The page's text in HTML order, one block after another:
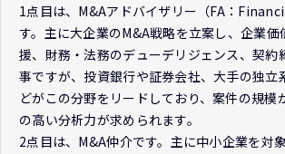
1点目は、M&Aアドバイザリー（FA：
す。主に大企業のM&A戦略を立案し、企業価
援、財務・法務のデューデリジェンス、契約
事ですが、投資銀行や証券会社、大手の独立
どがこの分野をリードしており、案件の規模
の高い分析力が求められます。
2点目は、M&A仲介です。主に中小企業を対